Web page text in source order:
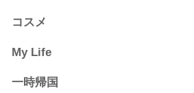
コスメ
My Life
一時帰国